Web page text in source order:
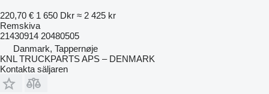
220,70 € 1 650 Dkr ≈ 2 425 kr
Remskiva
21430914 20480505
Danmark, Tappernøje
KNL TRUCKPARTS APS – DENMARK
Kontakta säljaren